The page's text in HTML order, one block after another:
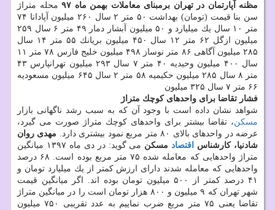
مظنه آپارتمان در تهران برمبنای معاملات بهمن ماه ۹۷
محله متراژ
سن بنا قیمت (تومان) بهداشت ۵۰ متر ۲ سال ۲۶۰ میلیون آپادانا ۷۴
متر ۱۰ سال یك میلیارد و ۵۰ میلیون آبشار دمار ۴۹ متر ۶ سال ۲۵۹
میلیون ازگل ۶۲ متر ۱۲ سال ۴۵۰ میلیون بریانك ۵۵ متر ۱۴ سال
۲۸۵ میلیون آگاهی ۸۶ متر نوساز ۴۹۸ میلیون خلیج فارس ۷۸ متر ۱۱
سال ۴۰۰ میلیون وحیدیه ۴۰ متر ۷ سال ۲۹۳ میلیون تهرانپارس ۴۳
متر ۸ سال ۲۸۵ میلیون حكیمیه ۵۸ متر ۲ سال ۶۴۵ میلیون مسعودیه
۶۶ متر ۷ سال ۳۲۵ میلیون
فشار تقاضا برای واحدهای كوچك متراژ
شواهد نشان داده است با وجود آن كه به سبب رشد ناگهانی بازار
مسكن، تقاضا بیشتر برای واحدهای كوچك متراژ صورت می گیرد،
عرضه در واحدهای بالای ۸۰ متر مربع نمود بیشتری دارد.
مهدی روان
شادنیا، كارشناس
اقتصادمسكن
می گوید: در دی ماه ۱۳۹۷ میانگین
متراژ واحدهایی كه معامله شده ۷۵ متر مربع بوده است. ۶۸ درصد
واحدهایی كه معامله شدند دارای ارزش كمتر از یك میلیارد تومان و
۴۱ درصد كمتر از ۵۰۰ میلیون تومان بوده اند. اگر میانگین قیمت
شهر تهران كه ۹ میلیون و ۸۰۰ هزار تومان است را در میانگین متراژ
تقاضا یعنی ۷۵ متر مربع ضرب نماییم به عدد تقریبی ۷۵۰ میلیون